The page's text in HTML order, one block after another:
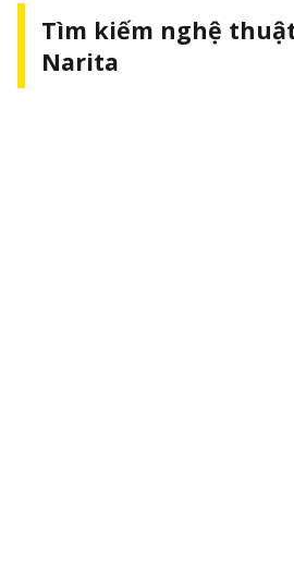
Tìm kiếm nghệ
Narita